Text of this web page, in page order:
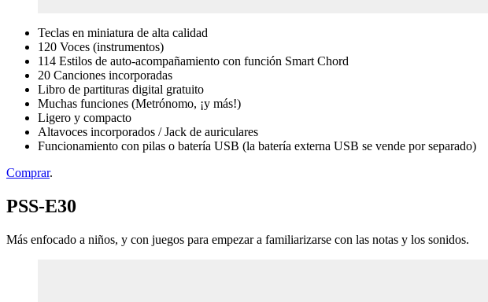
Teclas en miniatura de alta calidad
120 Voces (instrumentos)
114 Estilos de auto-acompañamiento con función Smart Chord
20 Canciones incorporadas
Libro de partituras digital gratuito
Muchas funciones (Metrónomo, ¡y más!)
Ligero y compacto
Altavoces incorporados / Jack de auriculares
Funcionamiento con pilas o batería USB (la batería externa USB se vende por separado)
Comprar.
PSS-E30
Más enfocado a niños, y con juegos para empezar a familiarizarse con las notas y los sonidos.